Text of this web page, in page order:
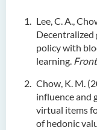
Lee, C. A.,
Decentralized
policy with
learning.
Chow, K. M.
influence and
virtual items
of hedonic